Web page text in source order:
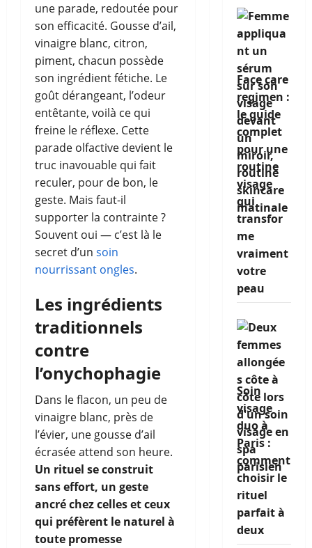
une parade, redoutée pour
son efficacité. Gousse d’ail,
vinaigre blanc, citron,
piment, chacun possède
son ingrédient fétiche. Le
goût dérangeant, l’odeur
entêtante, voilà ce qui
freine le réflexe. Cette
parade olfactive devient le
truc inavouable qui fait
reculer, pour de bon, le
geste. Mais faut-il
supporter la contrainte ?
Souvent oui — c’est là le
secret d’un soin
nourrissant ongles.
Les ingrédients
traditionnels
contre
l’onychophagie
Dans le flacon, un peu de
vinaigre blanc, près de
l’évier, une gousse d’ail
écrasée attend son heure.
Un rituel se construit
sans effort, un geste
ancré chez celles et ceux
qui préfèrent le naturel à
toute promesse
Face care
regimen :
le guide
complet
pour une
routine
visage
qui
transfor
me
vraiment
votre
peau
Soin
visage
duo à
Paris :
comment
choisir le
rituel
parfait à
deux